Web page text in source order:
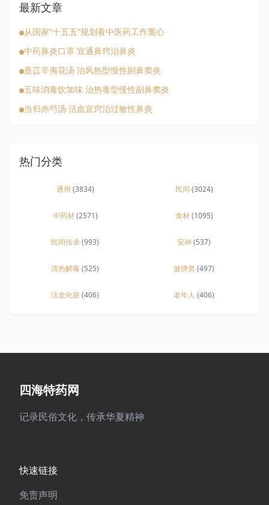
最新文章
从国家“十五五”规划看中医药工作重心
中药鼻炎口罩 宣通鼻窍治鼻炎
薏苡辛夷花汤 治风热型慢性副鼻窦炎
五味消毒饮加味 治热毒型慢性副鼻窦炎
当归赤芍汤 活血宣窍治过敏性鼻炎
热门分类
通用 (3834) 民间 (3024)
中药材(2571) 食材(1095)
民间传承(993) 安神(537)
清热解毒(525) 健脾类(497)
活血化瘀(406) 老年人 (406)
四海特药网
记录民俗文化，传承华夏精神
快速链接
免责声明